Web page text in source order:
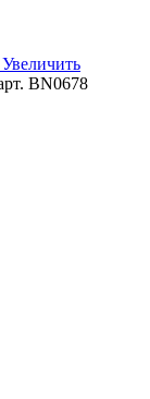
Увеличить
BN0678